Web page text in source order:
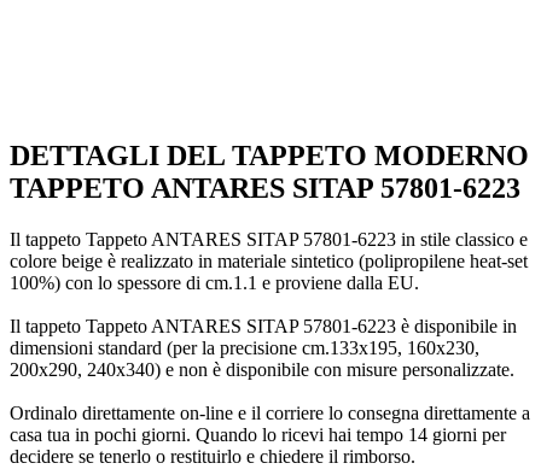
DETTAGLI DEL TAPPETO MODERNO
TAPPETO ANTARES SITAP 57801-6223
Il tappeto Tappeto ANTARES SITAP 57801-6223 in stile classico e
colore beige è realizzato in materiale sintetico (polipropilene heat-set
100%) con lo spessore di cm.1.1 e proviene dalla EU.
Il tappeto Tappeto ANTARES SITAP 57801-6223 è disponibile in
dimensioni standard (per la precisione cm.133x195, 160x230,
200x290, 240x340) e non è disponibile con misure personalizzate.
Ordinalo direttamente on-line e il corriere lo consegna direttamente a
casa tua in pochi giorni. Quando lo ricevi hai tempo 14 giorni per
decidere se tenerlo o restituirlo e chiedere il rimborso.